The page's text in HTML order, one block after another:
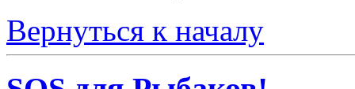
Вернуться к началу